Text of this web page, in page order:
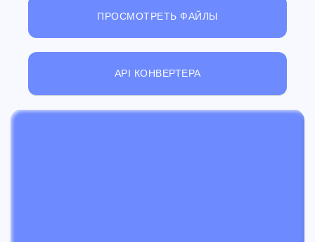
ПРОСМОТРЕТЬ ФАЙЛЫ
API КОНВЕРТЕРА